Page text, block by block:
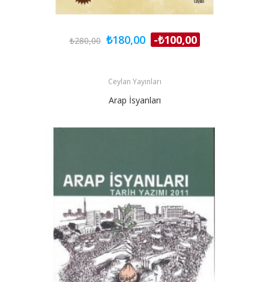
₺280,00 ₺180,00 -₺100,00
Ceylan Yayınları
Arap İsyanları